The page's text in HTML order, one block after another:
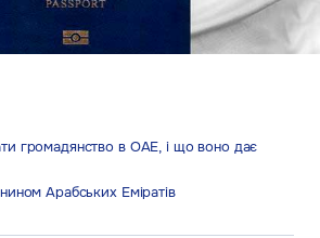
громадянство в ОАЕ, і що воно дає
Арабських Еміратів